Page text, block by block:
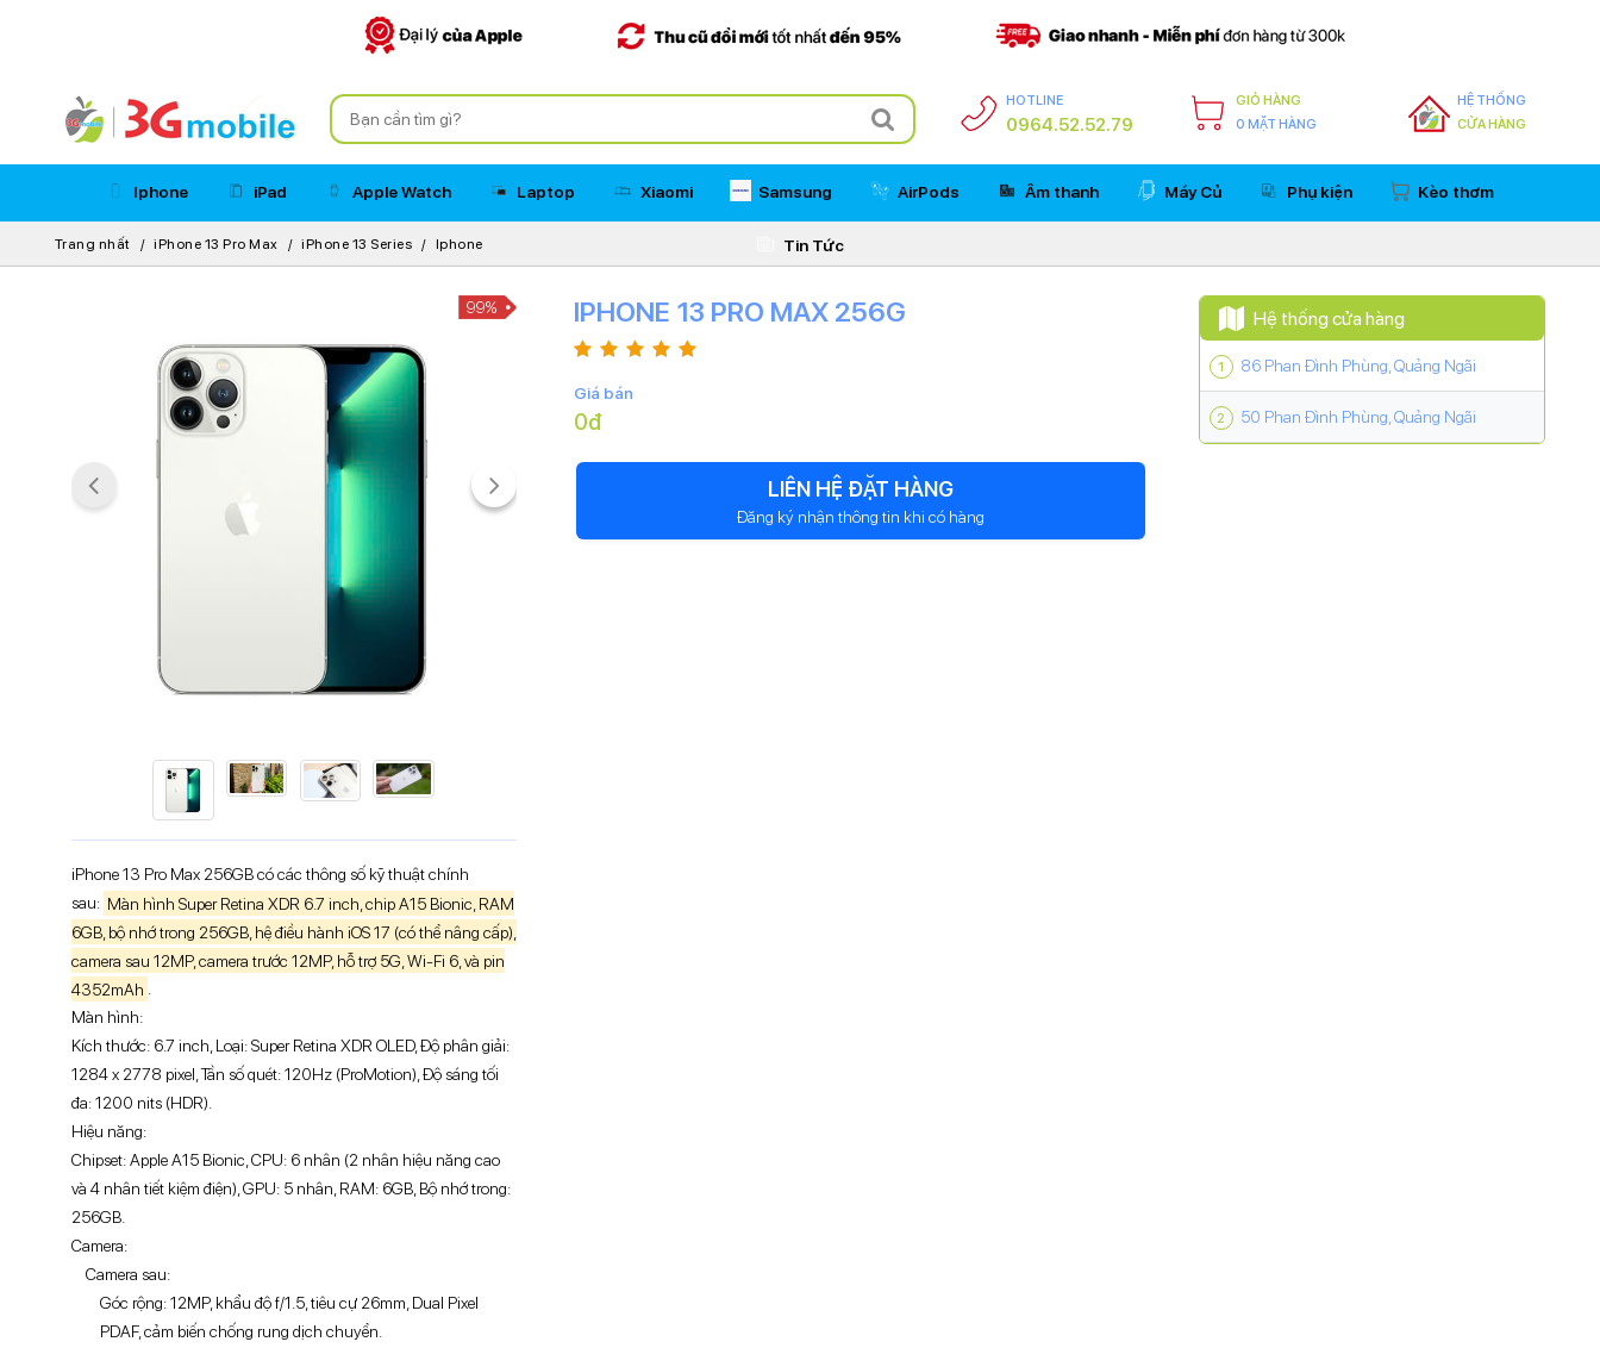
HOTLINE
0964.52.52.79
GIỎ HÀNG
0 MẶT HÀNG
HỆ THỐNG
CỬA HÀNG
Iphone iPad Apple Watch Laptop Xiaomi Samsung AirPods Âm thanh Máy Củ Phụ kiện Kèo thơm
Tin Tức
Trang nhất iPhone 13 Pro Max iPhone 13 Series Iphone
99%
iPhone 13 Pro Max 256GB có các thông số kỹ thuật chính
sau: Màn hình Super Retina XDR 6.7 inch, chip A15 Bionic, RAM
6GB, bộ nhớ trong 256GB, hệ điều hành iOS 17 (có thể nâng cấp),
camera sau 12MP, camera trước 12MP, hỗ trợ 5G, Wi-Fi 6, và pin
4352mAh .
Màn hình:
Kích thước: 6.7 inch, Loại: Super Retina XDR OLED, Độ phân giải:
1284 x 2778 pixel, Tần số quét: 120Hz (ProMotion), Độ sáng tối
đa: 1200 nits (HDR).
Hiệu năng:
Chipset: Apple A15 Bionic, CPU: 6 nhân (2 nhân hiệu năng cao
và 4 nhân tiết kiệm điện), GPU: 5 nhân, RAM: 6GB, Bộ nhớ trong:
256GB.
Camera:
Camera sau:
Góc rộng: 12MP, khẩu độ f/1.5, tiêu cự 26mm, Dual Pixel
PDAF, cảm biến chống rung dịch chuyển.
IPHONE 13 PRO MAX 256G
Giá bán
0đ
LIÊN HỆ ĐẶT HÀNG
Đăng ký nhận thông tin khi có hàng
Hệ thống cửa hàng
86 Phan Đình Phùng, Quảng Ngãi
50 Phan Đình Phùng, Quảng Ngãi